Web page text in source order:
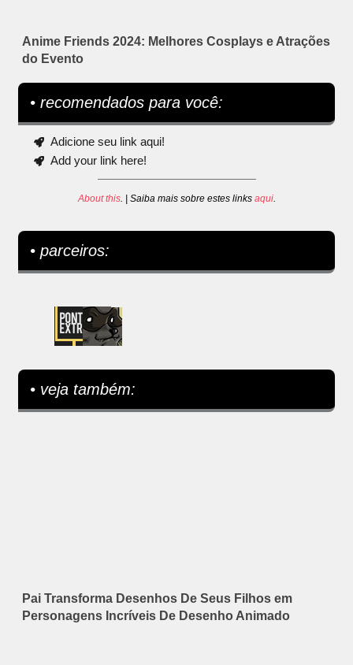
Anime Friends 2024: Melhores Cosplays e Atrações
do Evento
• recomendados para você:
Adicione seu link aqui!
Add your link here!
About this. | Saiba mais sobre estes links aqui.
• parceiros:
• veja também:
Pai Transforma Desenhos De Seus Filhos em
Personagens Incríveis De Desenho Animado